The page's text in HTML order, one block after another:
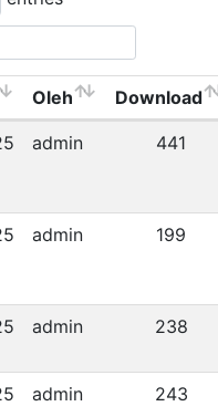
Oleh Download
admin 441
admin 199
admin 238
admin 243